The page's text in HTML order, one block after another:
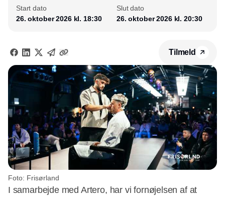
Start dato
26. oktober 2026 kl. 18:30
Slut dato
26. oktober 2026 kl. 20:30
Tilmeld
Foto: Frisørland
I samarbejde med Artero, har vi fornøjelsen af at